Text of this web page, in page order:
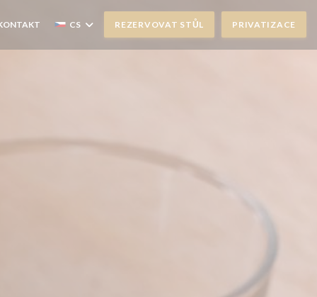
CS REZERVOVAT STŮL PRIVATIZACE